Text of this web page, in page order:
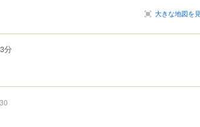
大きな地図を
分